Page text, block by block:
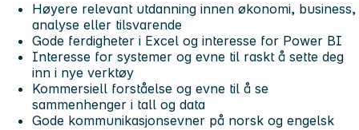
Høyere relevant utdanning innen økonomi, business,
analyse eller tilsvarende
Gode ferdigheter i Excel og interesse for Power BI
Interesse for systemer og evne til raskt å sette deg
inn i nye verktøy
Kommersiell forståelse og evne til å se
sammenhenger i tall og data
Gode kommunikasjonsevner på norsk og engelsk